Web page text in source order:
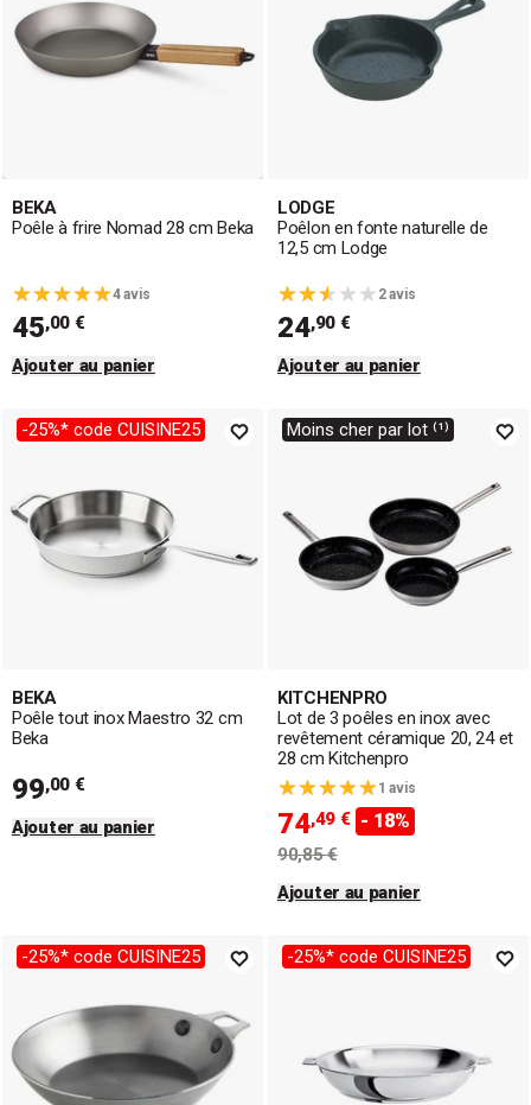
BEKA
Poêle à frire Nomad 28 cm Beka
4 avis
45,00 €
Ajouter au panier
LODGE
Poêlon en fonte naturelle de
12,5 cm Lodge
2 avis
24,90 €
Ajouter au panier
-25%* code CUISINE25
BEKA
Poêle tout inox Maestro 32 cm
Beka
99,00 €
Ajouter au panier
Moins cher par lot ⁽¹⁾
KITCHENPRO
Lot de 3 poêles en inox avec
revêtement céramique 20, 24 et
28 cm Kitchenpro
1 avis
74,49 € - 18%
90,85 €
Ajouter au panier
-25%* code CUISINE25 -25%* code CUISINE25